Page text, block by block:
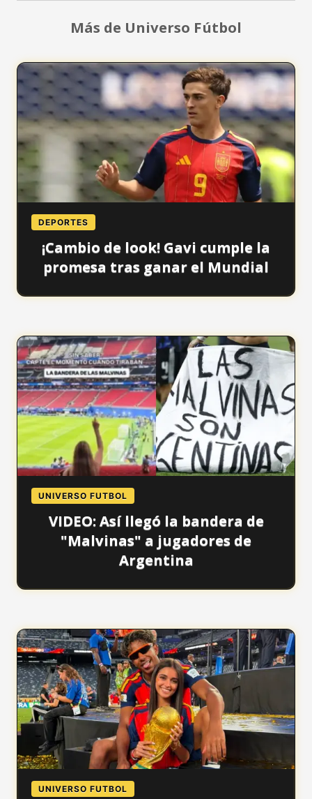
Más de Universo Fútbol
DEPORTES
¡Cambio de look! Gavi cumple la
promesa tras ganar el Mundial
UNIVERSO FUTBOL
VIDEO: Así llegó la bandera de
"Malvinas" a jugadores de
Argentina
UNIVERSO FUTBOL